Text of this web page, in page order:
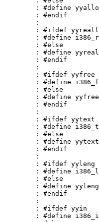
: #define
: #endif
:
: #ifdef
: #define
: #else
: #define
: #endif
:
: #ifdef yyfree
: #define
: #else
: #define
: #endif
:
: #ifdef yytext
: #define
: #else
: #define
: #endif
:
: #ifdef yyleng
: #define
: #else
: #define
: #endif
:
: #ifdef yyin
: #define